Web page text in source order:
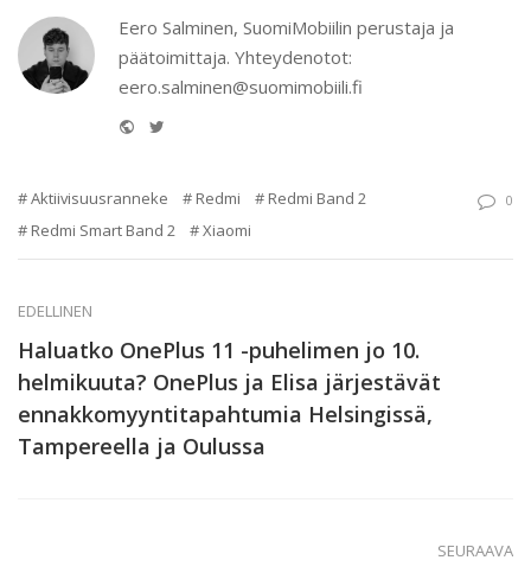
Eero Salminen, SuomiMobiilin perustaja ja
päätoimittaja. Yhteydenotot:
eero.salminen@suomimobiili.fi
Website
Aktiivisuusranneke Redmi
Redmi Band 2
Redmi Smart Band 2
Xiaomi
0
EDELLINEN
Haluatko OnePlus 11 -puhelimen jo 10.
helmikuuta? OnePlus ja Elisa järjestävät
ennakkomyyntitapahtumia Helsingissä,
Tampereella ja Oulussa
SEURAAVA